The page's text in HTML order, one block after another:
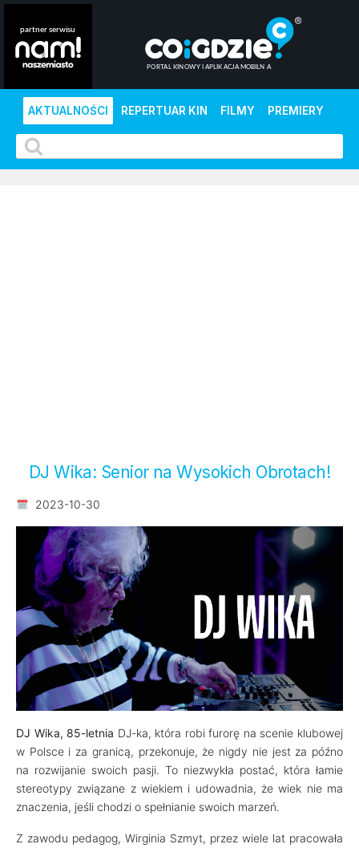
AKTUALNOŚCI REPERTUAR KIN FILMY PREMIERY
DJ Wika: Senior na Wysokich Obrotach!
2023-10-30
DJ Wika, 85-letnia DJ-ka, która robi furorę na scenie klubowej
w Polsce i za granicą, przekonuje, że nigdy nie jest za późno
na rozwijanie swoich pasji. To niezwykła postać, która łamie
stereotypy związane z wiekiem i udowadnia, że wiek nie ma
znaczenia, jeśli chodzi o spełnianie swoich marzeń.
Z zawodu pedagog, Wirginia Szmyt, przez wiele lat pracowała